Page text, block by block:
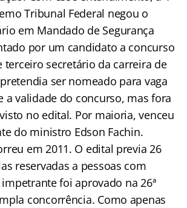
Tribunal Federal negou o
em Mandado de Segurança
por um candidato a concurso
terceiro secretário da carreira de
ser nomeado para vaga
a validade do concurso, mas fora
no edital. Por maioria, venceu
do ministro Edson Fachin.
em 2011. O edital previa 26
reservadas a pessoas com
foi aprovado na 26ª
concorrência. Como apenas